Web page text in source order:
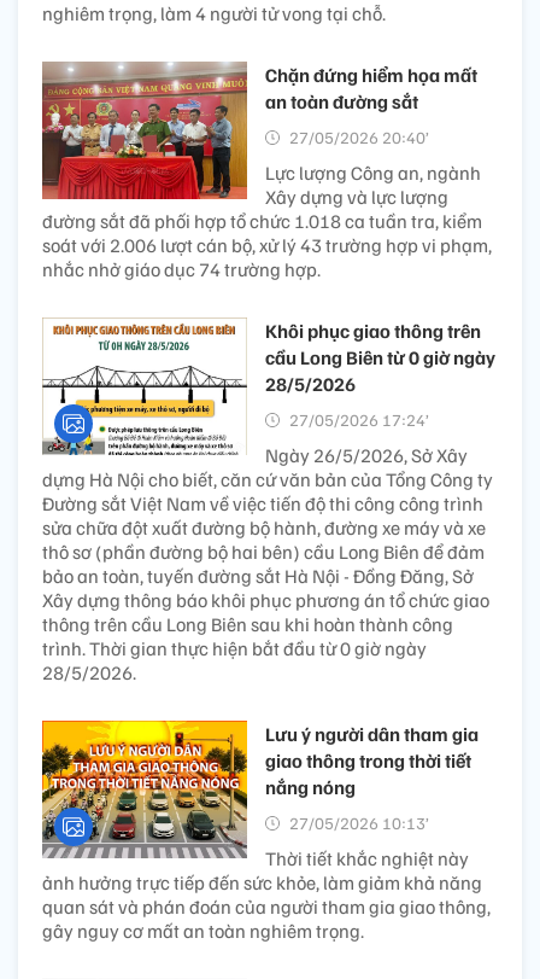
nghiêm trọng, làm 4 người tử vong tại chỗ.
Chặn đứng hiểm họa mất
an toàn đường sắt
27/05/2026 20:40’
Lực lượng Công an, ngành
Xây dựng và lực lượng
đường sắt đã phối hợp tổ chức 1.018 ca tuần tra, kiểm
soát với 2.006 lượt cán bộ, xử lý 43 trường hợp vi phạm,
nhắc nhở giáo dục 74 trường hợp.
Khôi phục giao thông trên
cầu Long Biên từ 0 giờ ngày
28/5/2026
27/05/2026 17:24’
Ngày 26/5/2026, Sở Xây
dựng Hà Nội cho biết, căn cứ văn bản của Tổng Công ty
Đường sắt Việt Nam về việc tiến độ thi công công trình
sửa chữa đột xuất đường bộ hành, đường xe máy và xe
thô sơ (phần đường bộ hai bên) cầu Long Biên để đảm
bảo an toàn, tuyến đường sắt Hà Nội - Đồng Đăng, Sở
Xây dựng thông báo khôi phục phương án tổ chức giao
thông trên cầu Long Biên sau khi hoàn thành công
trình. Thời gian thực hiện bắt đầu từ 0 giờ ngày
28/5/2026.
Lưu ý người dân tham gia
giao thông trong thời tiết
nắng nóng
27/05/2026 10:13’
Thời tiết khắc nghiệt này
ảnh hưởng trực tiếp đến sức khỏe, làm giảm khả năng
quan sát và phán đoán của người tham gia giao thông,
gây nguy cơ mất an toàn nghiêm trọng.